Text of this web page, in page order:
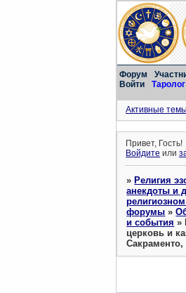
Форум
Войти
Активные темы
Привет, Гость!
Войдите или
»Религия
анекдоты и
форумы »
и события »
церковь и